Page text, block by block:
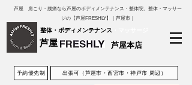
芦屋 肩こり・腰痛なら芦屋のボディメンテナンス・整体院、整体・マッサー
ジの【芦屋FRESHLY】｜芦屋市｜
芦屋本店
整体・ボディメンテナンス
芦屋
予約優先制 出張可（芦屋市・西宮市・神戸市 周辺）